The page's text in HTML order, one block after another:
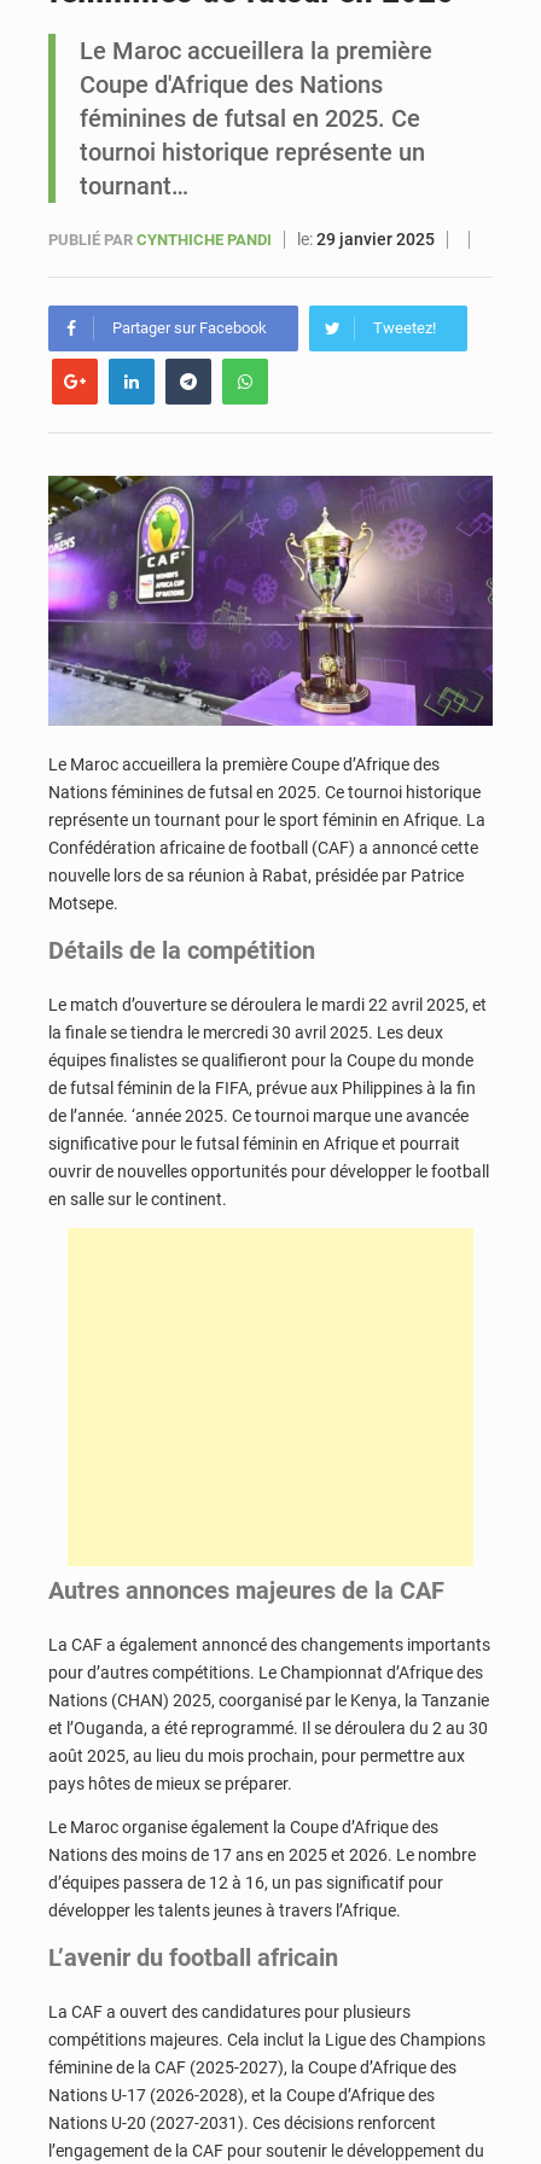
Sénégal : Ousmane Diagne prêtera serment le 11 août comme président du Conseil constitutionnel
Le Maroc accueillera la première
Coupe d'Afrique des Nations
féminines de futsal en 2025. Ce
tournoi historique représente un
tournant…
PUBLIÉ PAR CYNTHICHE PANDI le:29 janvier 2025
Partager sur Facebook Tweetez!
Le Maroc accueillera la première Coupe d’Afrique des
Nations féminines de futsal en 2025. Ce tournoi historique
représente un tournant pour le sport féminin en Afrique. La
Confédération africaine de football (CAF) a annoncé cette
nouvelle lors de sa réunion à Rabat, présidée par Patrice
Motsepe.
Détails de la compétition
Le match d’ouverture se déroulera le mardi 22 avril 2025, et
la finale se tiendra le mercredi 30 avril 2025. Les deux
équipes finalistes se qualifieront pour la Coupe du monde
de futsal féminin de la FIFA, prévue aux Philippines à la fin
de l’année. ‘année 2025. Ce tournoi marque une avancée
significative pour le futsal féminin en Afrique et pourrait
ouvrir de nouvelles opportunités pour développer le football
en salle sur le continent.
Autres annonces majeures de la CAF
La CAF a également annoncé des changements importants
pour d’autres compétitions. Le Championnat d’Afrique des
Nations (CHAN) 2025, coorganisé par le Kenya, la Tanzanie
et l’Ouganda, a été reprogrammé. Il se déroulera du 2 au 30
août 2025, au lieu du mois prochain, pour permettre aux
pays hôtes de mieux se préparer.
Le Maroc organise également la Coupe d’Afrique des
Nations des moins de 17 ans en 2025 et 2026. Le nombre
d’équipes passera de 12 à 16, un pas significatif pour
développer les talents jeunes à travers l’Afrique.
L’avenir du football africain
La CAF a ouvert des candidatures pour plusieurs
compétitions majeures. Cela inclut la Ligue des Champions
féminine de la CAF (2025-2027), la Coupe d’Afrique des
Nations U-17 (2026-2028), et la Coupe d’Afrique des
Nations U-20 (2027-2031). Ces décisions renforcent
l’engagement de la CAF pour soutenir le développement du